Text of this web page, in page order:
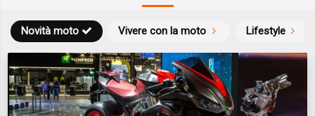
Novità moto Vivere con la moto Lifestyle